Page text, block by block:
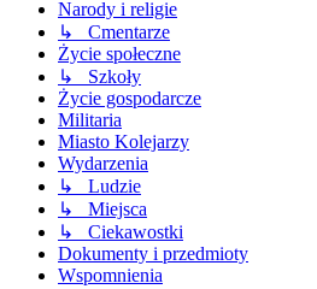
Narody i religie
↳ Cmentarze
Życie społeczne
↳ Szkoły
Życie gospodarcze
Militaria
Miasto Kolejarzy
Wydarzenia
↳ Ludzie
↳ Miejsca
↳ Ciekawostki
Dokumenty i przedmioty
Wspomnienia